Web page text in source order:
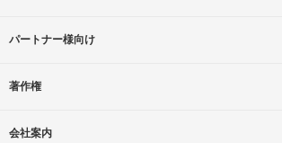
パートナー様向け
著作権
会社案内